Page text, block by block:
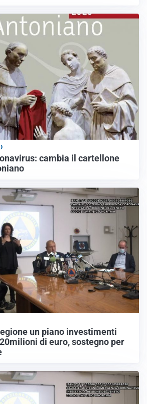
cambia il cartellone
un piano investimenti
di euro, sostegno per